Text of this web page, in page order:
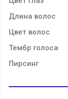
Длина волос
Цвет волос
Тембр голоса
Пирсинг